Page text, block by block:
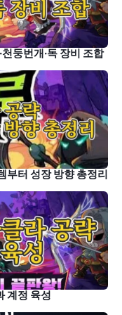
둥번개·독 장비 조합
부터 성장 방향 총정리
계정 육성